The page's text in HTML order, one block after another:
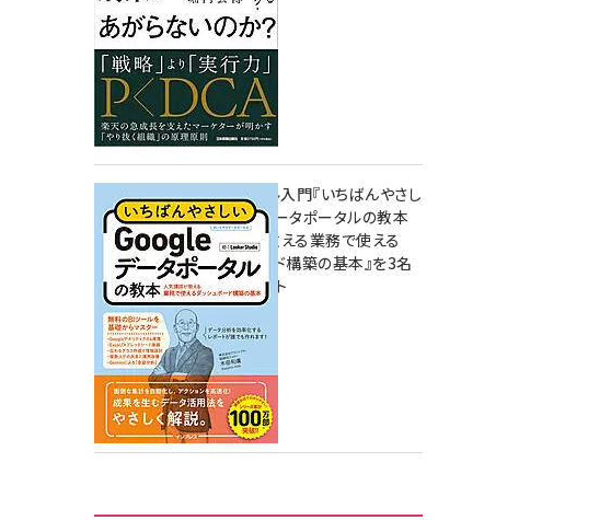
8月7日 10:00
無料BIツール入門『いちばんやさし
いGoogleデータポータルの教本
人気講師が教える業務で使える
ダッシュボード構築の基本』を3名
様にプレゼント
7月31日 10:00